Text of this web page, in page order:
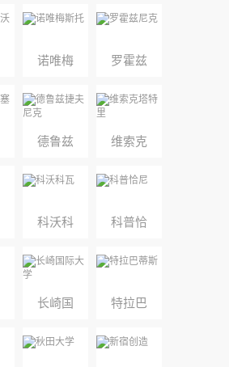
纳 夫尼察
诺唯梅
斯托
罗霍兹
尼克
德鲁兹
捷夫尼
维索克
塔特里
科沃科
瓦
科普恰
尼
长崎国
际大学
特拉巴
蒂斯